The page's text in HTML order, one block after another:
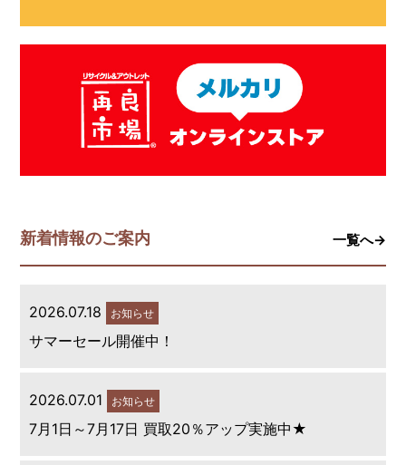
新着情報のご案内 一覧へ→
2026.07.18 お知らせ
サマーセール開催中！
2026.07.01 お知らせ
7月1日～7月17日 買取20％アップ実施中★